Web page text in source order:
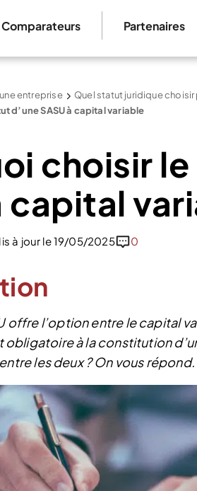
Comparateurs Partenaires
entreprise Quel statut juridique
d’une SASU à capital variable
choisir
capital
à jour le 19/05/2025 0
offre l’option entre le capital
obligatoire à la constitution
les deux ? On vous répond.